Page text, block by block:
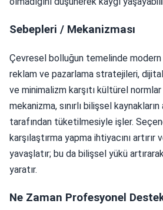
Sebepleri / Mekanizması
Çevresel bolluğun temelinde modern
reklam ve pazarlama stratejileri, dijital
ve minimalizm karşıtı kültürel
mekanizma, sınırlı bilişsel kaynakların
tarafından tüketilmesiyle işler.
karşılaştırma yapma ihtiyacını
yavaşlatır; bu da bilişsel yükü
yaratır.
Ne Zaman Profesyonel